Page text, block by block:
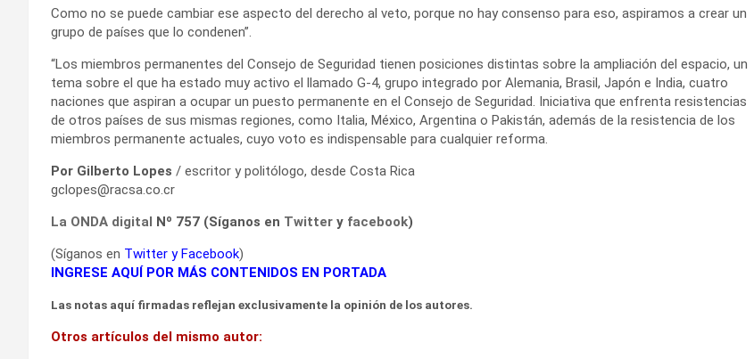
Como no se puede cambiar ese aspecto del derecho al veto, porque no hay consenso para eso, aspiramos a crear un
grupo de países que lo condenen”.
“Los miembros permanentes del Consejo de Seguridad tienen posiciones distintas sobre la ampliación del espacio, un
tema sobre el que ha estado muy activo el llamado G-4, grupo integrado por Alemania, Brasil, Japón e India, cuatro
naciones que aspiran a ocupar un puesto permanente en el Consejo de Seguridad. Iniciativa que enfrenta resistencias
de otros países de sus mismas regiones, como Italia, México, Argentina o Pakistán, además de la resistencia de los
miembros permanente actuales, cuyo voto es indispensable para cualquier reforma.
Por Gilberto Lopes / escritor y politólogo, desde Costa Rica
gclopes@racsa.co.cr
La ONDA digital Nº 757 (Síganos en Twitter y facebook)
(Síganos en Twitter yFacebook)
INGRESE AQUÍ POR MÁS CONTENIDOS EN PORTADA
Las notas aquí firmadas reflejan exclusivamente la opinión de los autores.
Otros artículos del mismo autor: